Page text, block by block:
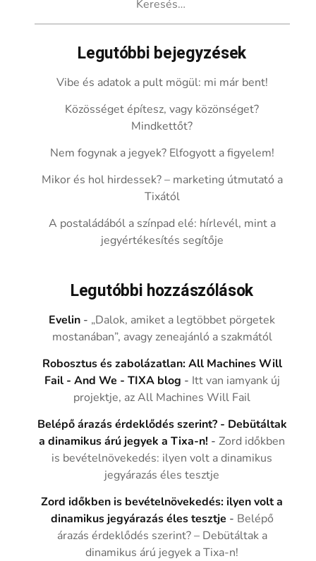
Legutóbbi bejegyzések
Vibe és adatok a pult mögül: mi már bent!
Közösséget építesz, vagy közönséget?
Mindkettőt?
Nem fogynak a jegyek? Elfogyott a figyelem!
Mikor és hol hirdessek? – marketing útmutató a
Tixától
A postaládából a színpad elé: hírlevél, mint a
jegyértékesítés segítője
Legutóbbi hozzászólások
Evelin - „Dalok, amiket a legtöbbet pörgetek
mostanában”, avagy zeneajánló a szakmától
Robosztus és zabolázatlan: All Machines Will
Fail - And We - TIXA blog - Itt van iamyank új
projektje, az All Machines Will Fail
Belépő árazás érdeklődés szerint? - Debütáltak
a dinamikus árú jegyek a Tixa-n! -Zord időkben
is bevételnövekedés: ilyen volt a dinamikus
jegyárazás éles tesztje
Zord időkben is bevételnövekedés: ilyen volt a
dinamikus jegyárazás éles tesztje - Belépő
árazás érdeklődés szerint? – Debütáltak a
dinamikus árú jegyek a Tixa-n!